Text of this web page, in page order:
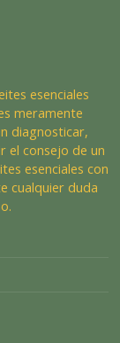
esenciales
meramente
diagnosticar,
el consejo de un
esenciales con
cualquier duda